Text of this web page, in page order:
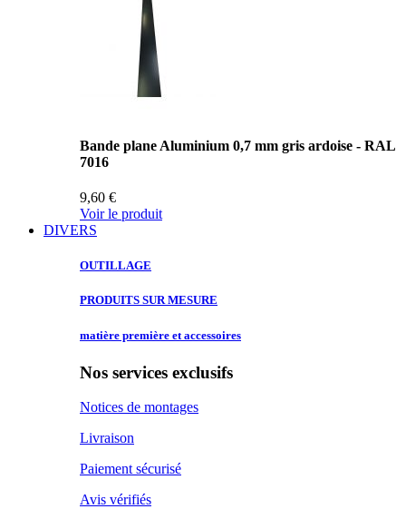
Bande plane Aluminium 0,7 mm gris ardoise - RAL
7016
9,60 €
Voir le produit
DIVERS
OUTILLAGE
PRODUITS SURMESURE
matière première et accessoires
Nos services exclusifs
Notices de montages
Livraison
Paiement sécurisé
Avis vérifiés